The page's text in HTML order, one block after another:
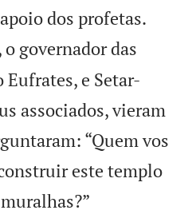
dos profetas.
governador das
e Setar-
associados, vieram
“Quem vos
este templo